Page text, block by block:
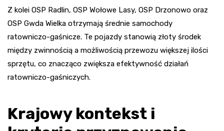
Z kolei OSP Radlin, OSP Wołowe Lasy, OSP Drzonowo oraz
OSP Gwda Wielka otrzymają średnie samochody
ratowniczo-gaśnicze. Te pojazdy stanowią złoty środek
między zwinnością a możliwością przewozu większej ilości
sprzętu, co znacząco zwiększa efektywność działań
ratowniczo-gaśniczych.
Krajowy kontekst i